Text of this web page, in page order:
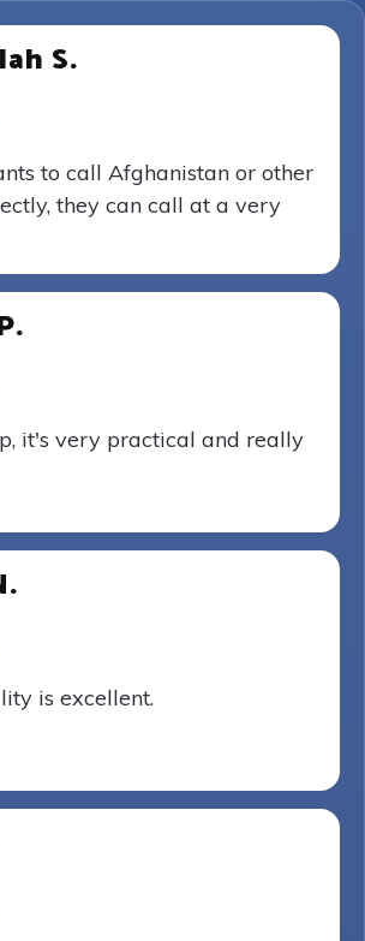
S.
to call Afghanistan or other
they can call at a very
it's very practical and really
is excellent.